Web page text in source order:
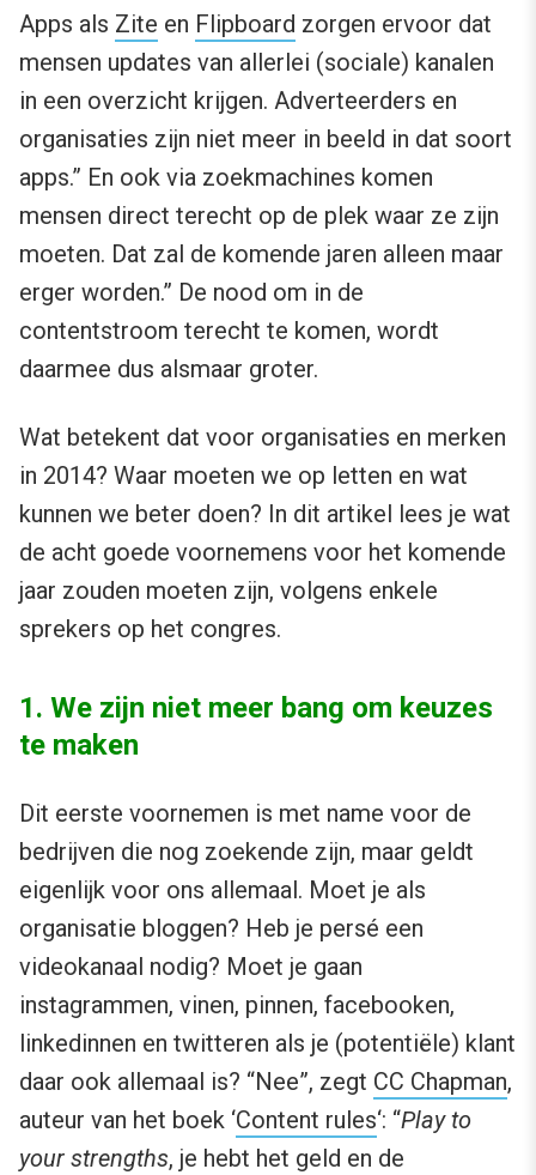
Apps als Zite en Flipboard zorgen ervoor dat
mensen updates van allerlei (sociale) kanalen
in een overzicht krijgen. Adverteerders en
organisaties zijn niet meer in beeld in dat soort
apps.” En ook via zoekmachines komen
mensen direct terecht op de plek waar ze zijn
moeten. Dat zal de komende jaren alleen maar
erger worden.” De nood om in de
contentstroom terecht te komen, wordt
daarmee dus alsmaar groter.
Wat betekent dat voor organisaties en merken
in 2014? Waar moeten we op letten en wat
kunnen we beter doen? In dit artikel lees je wat
de acht goede voornemens voor het komende
jaar zouden moeten zijn, volgens enkele
sprekers op het congres.
1. We zijn niet meer bang om keuzes
te maken
Dit eerste voornemen is met name voor de
bedrijven die nog zoekende zijn, maar geldt
eigenlijk voor ons allemaal. Moet je als
organisatie bloggen? Heb je persé een
videokanaal nodig? Moet je gaan
instagrammen, vinen, pinnen, facebooken,
linkedinnen en twitteren als je (potentiële) klant
daar ook allemaal is? “Nee”, zegt CC Chapman,
auteur van het boek ‘Content rules‘: “Play to
your strengths, je hebt het geld en de